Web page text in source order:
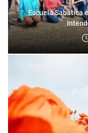
Escuela Sabática